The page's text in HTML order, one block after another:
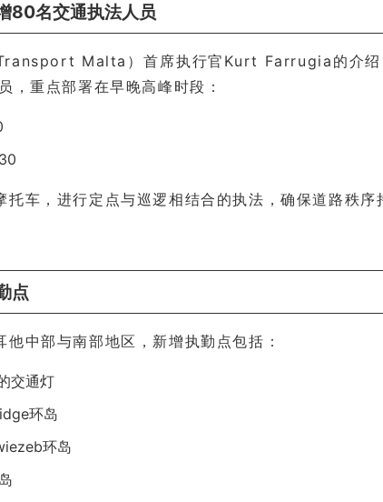
80名交通执法人员
Malta）首席执行官Kurt Farrugia的介绍
，重点部署在早晚高峰时段：
托车，进行定点与巡逻相结合的执法，确保道路秩序
点
他中部与南部地区，新增执勤点包括：
交通灯
环岛
环岛